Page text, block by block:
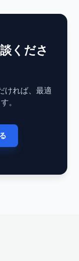
くださ
ければ、最適
。